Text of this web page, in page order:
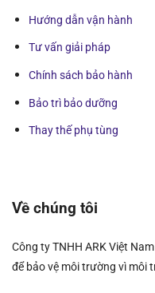
Hướng dẫn vận hành
Tư vấn giải pháp
Chính sách bảo hành
Bảo trì bảo dưỡng
Thay thế phụ tùng
Về chúng tôi
Công ty TNHH ARK Việt
để bảo vệ môi trường vì môi